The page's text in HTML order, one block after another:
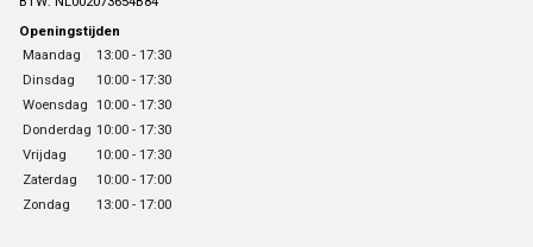
Openingstijden
Maandag
13:00 - 17:30
Dinsdag
10:00 - 17:30
Woensdag 10:00 - 17:30
Donderdag 10:00 - 17:30
Vrijdag
10:00 - 17:30
Zaterdag
10:00 - 17:00
Zondag
13:00 - 17:00